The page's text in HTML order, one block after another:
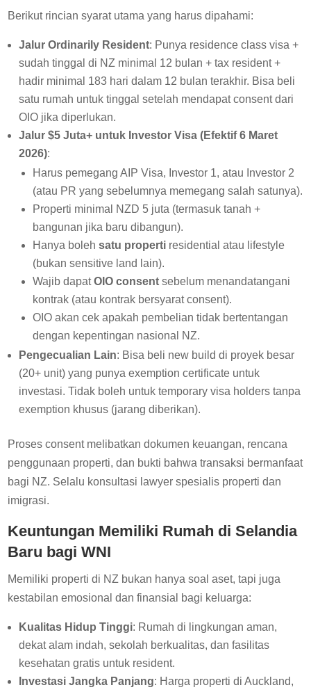
Berikut rincian syarat utama yang harus dipahami:
Jalur Ordinarily Resident: Punya residence class visa +
sudah tinggal di NZ minimal 12 bulan + tax resident +
hadir minimal 183 hari dalam 12 bulan terakhir. Bisa beli
satu rumah untuk tinggal setelah mendapat consent dari
OIO jika diperlukan.
Jalur $5 Juta+ untuk Investor Visa (Efektif 6 Maret
2026):
Harus pemegang AIP Visa, Investor 1, atau Investor 2
(atau PR yang sebelumnya memegang salah satunya).
Properti minimal NZD 5 juta (termasuk tanah +
bangunan jika baru dibangun).
Hanya bolehsatu properti residential atau lifestyle
(bukan sensitive land lain).
Wajib dapatOIO consent sebelum menandatangani
kontrak (atau kontrak bersyarat consent).
OIO akan cek apakah pembelian tidak bertentangan
dengan kepentingan nasional NZ.
Pengecualian Lain: Bisa beli new build di proyek besar
(20+ unit) yang punya exemption certificate untuk
investasi. Tidak boleh untuk temporary visa holders tanpa
exemption khusus (jarang diberikan).
Proses consent melibatkan dokumen keuangan, rencana
penggunaan properti, dan bukti bahwa transaksi bermanfaat
bagi NZ. Selalu konsultasi lawyer spesialis properti dan
imigrasi.
Keuntungan Memiliki Rumah di Selandia
Baru bagi WNI
Memiliki properti di NZ bukan hanya soal aset, tapi juga
kestabilan emosional dan finansial bagi keluarga:
Kualitas Hidup Tinggi: Rumah di lingkungan aman,
dekat alam indah, sekolah berkualitas, dan fasilitas
kesehatan gratis untuk resident.
Investasi Jangka Panjang: Harga properti di Auckland,